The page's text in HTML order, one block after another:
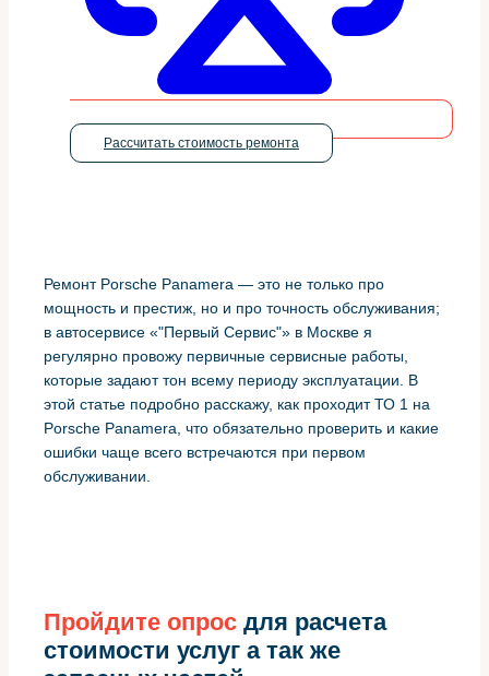
Рассчитать стоимость ремонта
Ремонт Porsche Panamera — это не только про
мощность и престиж, но и про точность обслуживания;
в автосервисе «"Первый Сервис"» в Москве я
регулярно провожу первичные сервисные работы,
которые задают тон всему периоду эксплуатации. В
этой статье подробно расскажу, как проходит ТО 1 на
Porsche Panamera, что обязательно проверить и какие
ошибки чаще всего встречаются при первом
обслуживании.
Пройдите опрос для расчета
стоимости услуг а так же